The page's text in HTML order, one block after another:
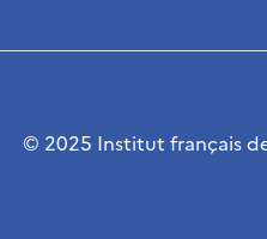
© 2025 Institut français